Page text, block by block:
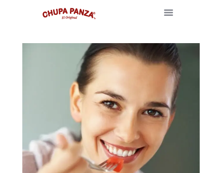
NOSOTROS
BLOG
TIENDA
CONTACTO